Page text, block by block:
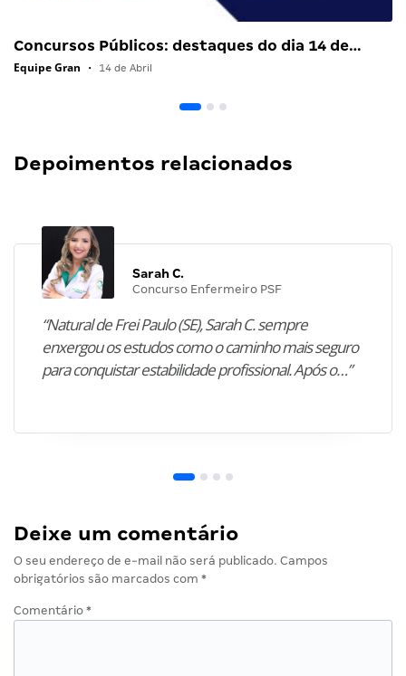
Concursos Públicos: destaques do dia 14 de…
Equipe Gran • 14 de Abril
Depoimentos relacionados
Sarah C.
Concurso Enfermeiro PSF
“Natural de Frei Paulo (SE), Sarah C. sempre
enxergou os estudos como o caminho mais seguro
para conquistar estabilidade profissional. Após o…”
Deixe um comentário
O seu endereço de e-mail não será publicado. Campos
obrigatórios são marcados com *
Comentário *